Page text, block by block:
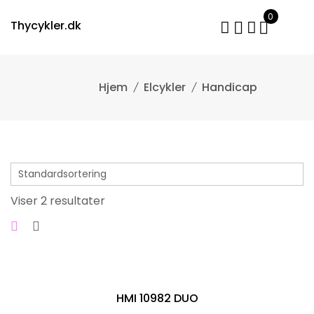
Thycykler.dk
0
Elcykler Handicap
Viser 2 resultater
HMI 10982 DUO